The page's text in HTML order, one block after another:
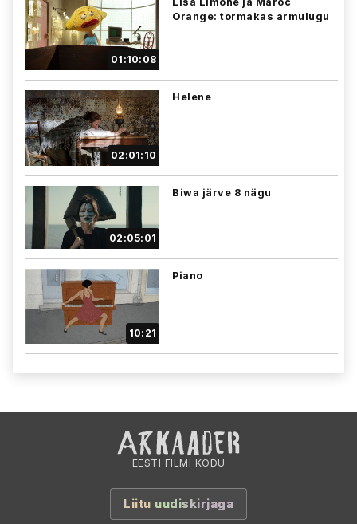
01:10:08
Orange: tormakas armulugu
02:01:10
Helene
02:05:01
Biwa järve 8 nägu
10:21
Piano
EESTI FILMI KODU
Liitu uudiskirjaga